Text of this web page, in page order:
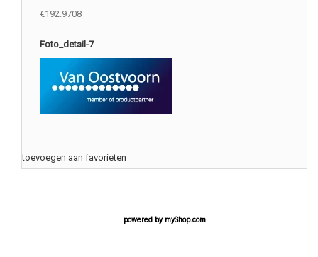
€192.9708
Foto_detail-7
toevoegen aan favorieten
powered by myShop.com